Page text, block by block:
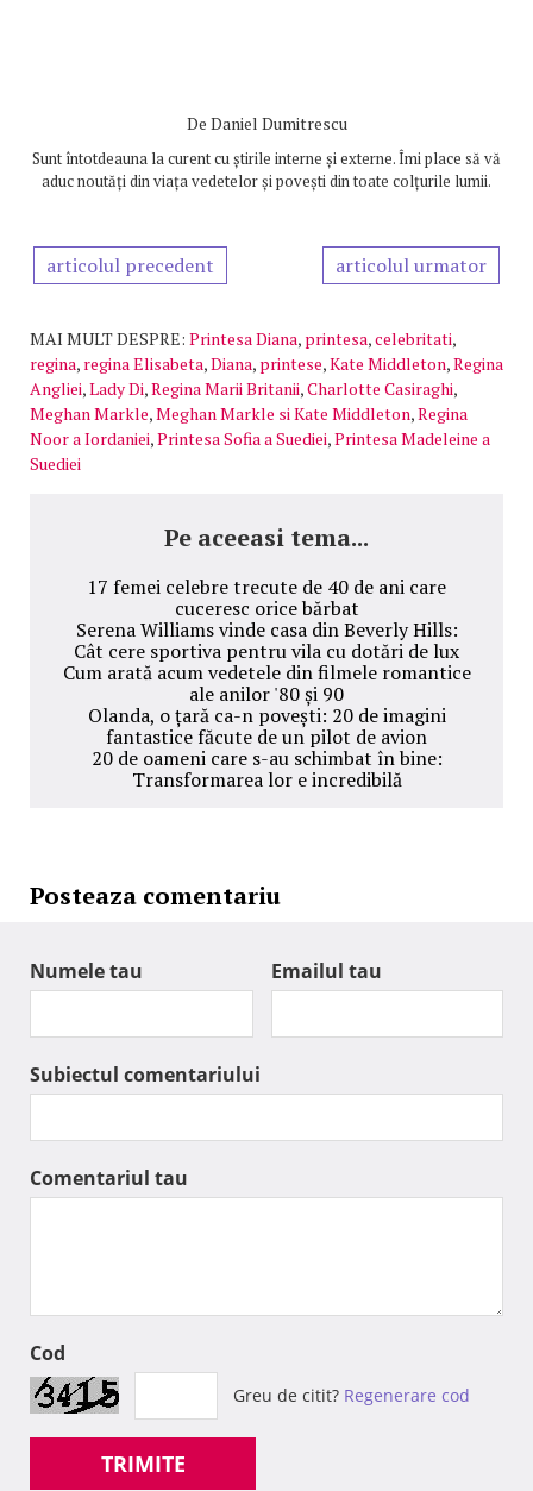
De Daniel Dumitrescu
Sunt întotdeauna la curent cu știrile interne și externe. Îmi place să vă
aduc noutăți din viața vedetelor și povești din toate colțurile lumii.
articolul precedent articolul urmator
MAI MULT DESPRE: Printesa Diana, printesa,celebritati,
regina, regina Elisabeta,Diana, printese,Kate Middleton,Regina
Angliei,Lady Di,Regina Marii Britanii,Charlotte Casiraghi,
Meghan Markle,Meghan Markle si Kate Middleton,Regina
Noor a Iordaniei,Printesa Sofia a Suediei,Printesa Madeleine a
Suediei
Pe aceeasi tema...
17 femei celebre trecute de 40 de ani care
cuceresc orice bărbat
Serena Williams vinde casa din Beverly Hills:
Cât cere sportiva pentru vila cu dotări de lux
Cum arată acum vedetele din filmele romantice
ale anilor '80 și 90
Olanda, o țară ca-n povești: 20 de imagini
fantastice făcute de un pilot de avion
20 de oameni care s-au schimbat în bine:
Transformarea lor e incredibilă
Posteaza comentariu
Numele tau Emailul tau
Subiectul comentariului
Comentariul tau
Cod
Greu de citit? Regenerare cod
TRIMITE